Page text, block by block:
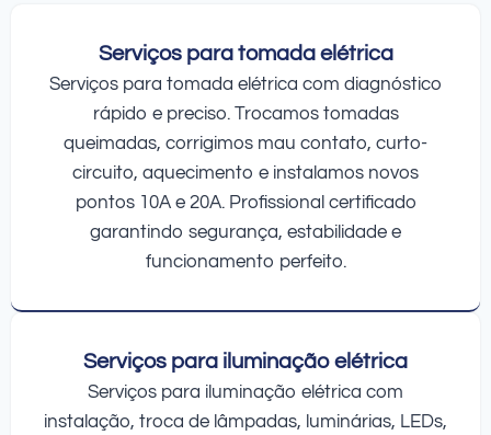
Serviços para tomada elétrica
Serviços para tomada elétrica com diagnóstico
rápido e preciso. Trocamos tomadas
queimadas, corrigimos mau contato, curto-
circuito, aquecimento e instalamos novos
pontos 10A e 20A. Profissional certificado
garantindo segurança, estabilidade e
funcionamento perfeito.
Serviços para iluminação elétrica
Serviços para iluminação elétrica com
instalação, troca de lâmpadas, luminárias, LEDs,